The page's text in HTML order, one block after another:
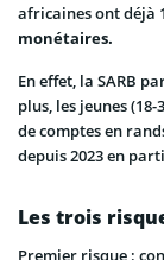
africaines ont déjà
monétaires.
En effet, la SARB
plus, les jeunes
de comptes en
depuis 2023 en
Les trois
Premier risque :